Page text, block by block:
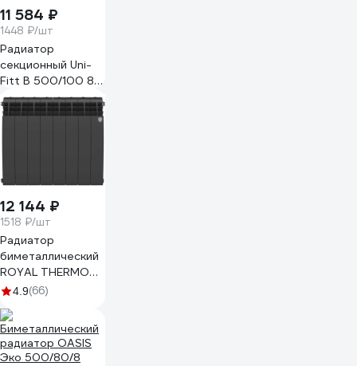
11 584 ₽
1448 ₽/шт
Радиатор
секционный Uni-
Fitt B 500/100 8
секций 950B5108
12 144 ₽
1518 ₽/шт
Радиатор
биметаллический
ROYAL THERMO
BILINER B 500
НС-1682289
4.9(66)